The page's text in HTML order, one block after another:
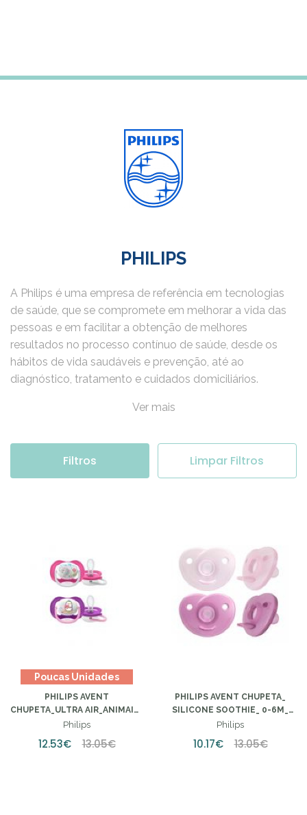
PHILIPS
A Philips é uma empresa de referência em tecnologias
de saúde, que se compromete em melhorar a vida das
pessoas e em facilitar a obtenção de melhores
resultados no processo contínuo de saúde, desde os
hábitos de vida saudáveis e prevenção, até ao
diagnóstico, tratamento e cuidados domiciliários.
Ver mais
Filtros Limpar Filtros
Poucas Unidades
PHILIPS AVENT
CHUPETA_ULTRA AIR_ANIMAIS_
6-18M_GIRL (X2 UNIDADES)
Philips
12.53€ 13.05€
PHILIPS AVENT CHUPETA_
SILICONE SOOTHIE_ 0-6M_
GIRL (X2 UNIDADES)
Philips
10.17€ 13.05€